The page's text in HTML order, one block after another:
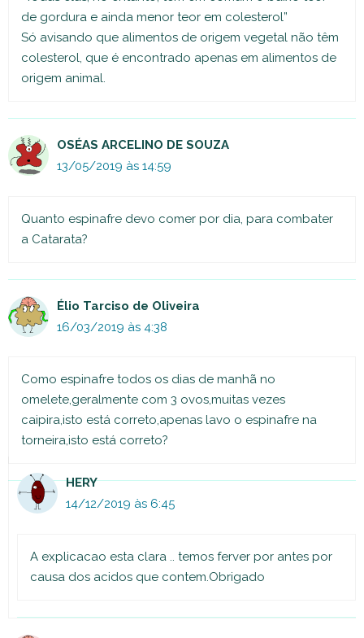
de gordura e ainda menor teor em colesterol”
Só avisando que alimentos de origem vegetal não têm
colesterol, que é encontrado apenas em alimentos de
origem animal.
OSÉAS ARCELINO DE SOUZA
13/05/2019 às 14:59
Quanto espinafre devo comer por dia, para combater
a Catarata?
Élio Tarciso de Oliveira
16/03/2019 às 4:38
Como espinafre todos os dias de manhã no
omelete,geralmente com 3 ovos,muitas vezes
caipira,isto está correto,apenas lavo o espinafre na
torneira,isto está correto?
HERY
14/12/2019 às 6:45
A explicacao esta clara .. temos ferver por antes por
causa dos acidos que contem.Obrigado